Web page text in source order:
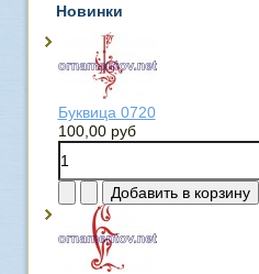
Новинки
Буквица 0720
100,00 руб